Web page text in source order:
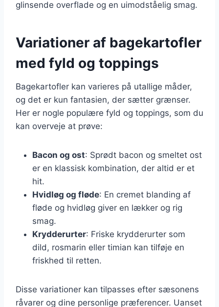
glinsende overflade og en uimodståelig smag.
Variationer af bagekartofler
med fyld og toppings
Bagekartofler kan varieres på utallige måder,
og det er kun fantasien, der sætter grænser.
Her er nogle populære fyld og toppings, som du
kan overveje at prøve:
Bacon og ost: Sprødt bacon og smeltet ost
er en klassisk kombination, der altid er et
hit.
Hvidløg og fløde: En cremet blanding af
fløde og hvidløg giver en lækker og rig
smag.
Krydderurter: Friske krydderurter som
dild, rosmarin eller timian kan tilføje en
friskhed til retten.
Disse variationer kan tilpasses efter sæsonens
råvarer og dine personlige præferencer. Uanset